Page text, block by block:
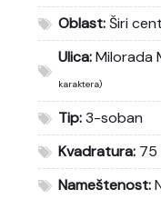
Oblast:Širi
Ulica:Milorada
karaktera)
Tip:3-soban
Kvadratura: 75
Nameštenost: